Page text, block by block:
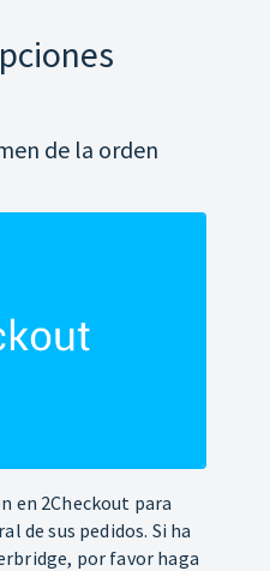
de la orden
en 2Checkout para
de sus pedidos. Si ha
por favor haga